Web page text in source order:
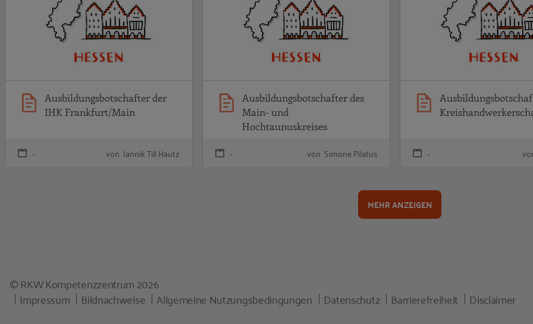
Ausbildungsbotschafter der
IHK Frankfurt/Main
- von Jannik Till Hautz
Ausbildungsbotschafter des
Main- und
Hochtaunuskreises
- von Simone Pilatus -
MEHR ANZEIGEN
© RKW Kompetenzzentrum 2026
Impressum
Bildnachweise Allgemeine Nutzungsbedingungen Datenschutz Barrierefreiheit Disclaimer